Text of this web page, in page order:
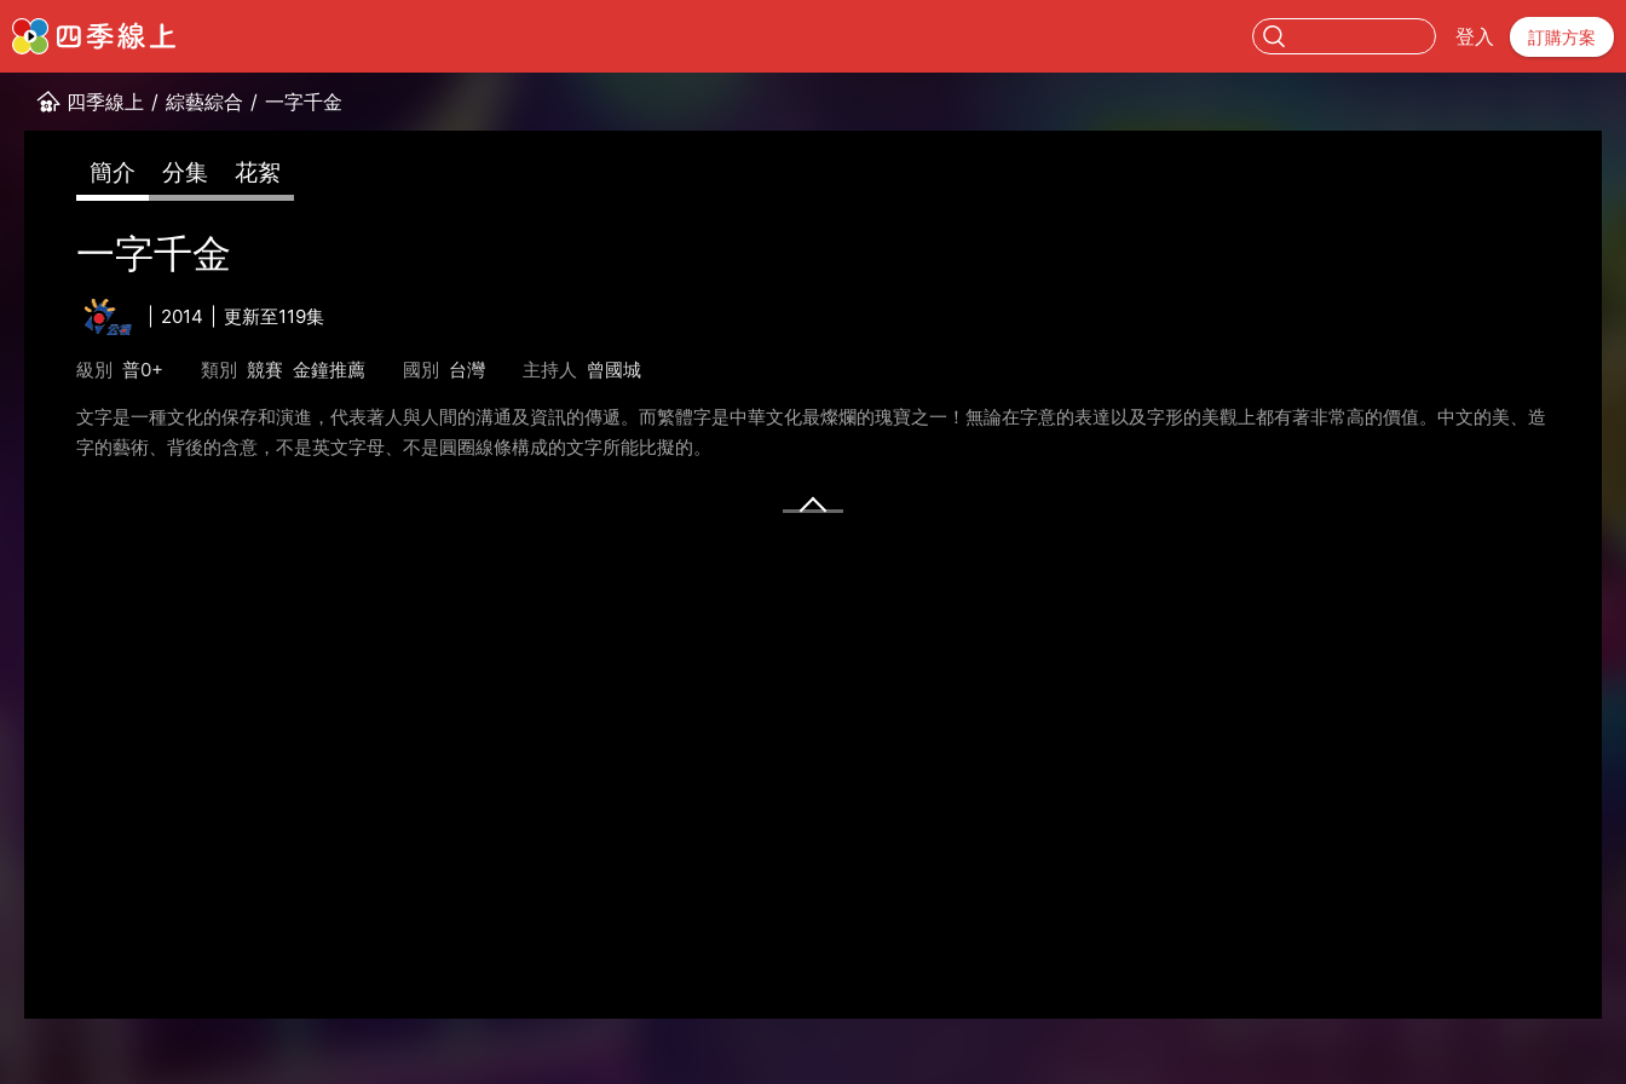
登入 訂購方案
四季線上 / 綜藝綜合 / 一字千金
簡介 分集 花絮
一字千金
2014 更新至119集
級別 普0+ 類別 競賽 金鐘推薦 國別 台灣 主持人 曾國城
文字是一種文化的保存和演進，代表著人與人間的溝通及資訊的傳遞。而繁體字是中華文化最燦爛的瑰寶之一！無論在字意的表達以及字形的美觀上都有著非常高的價值。中文的美、造
字的藝術、背後的含意，不是英文字母、不是圓圈線條構成的文字所能比擬的。